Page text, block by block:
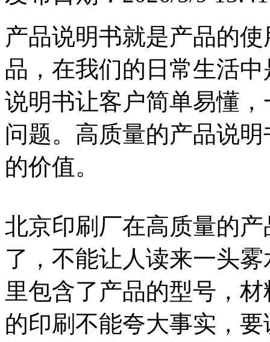
产品说明书就是产品的
品，在我们的日常生活
说明书让客户简单易懂
问题。高质量的产品说
的价值。
北京印刷厂在高质量的
了，不能让人读来一头
里包含了产品的型号，
的印刷不能夸大事实，